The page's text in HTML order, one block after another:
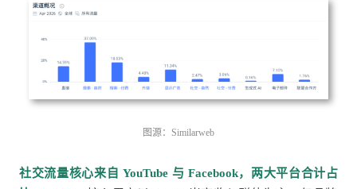
图源：Similarweb
社交流量核心来自 YouTube 与 Facebook，两大平台合计占